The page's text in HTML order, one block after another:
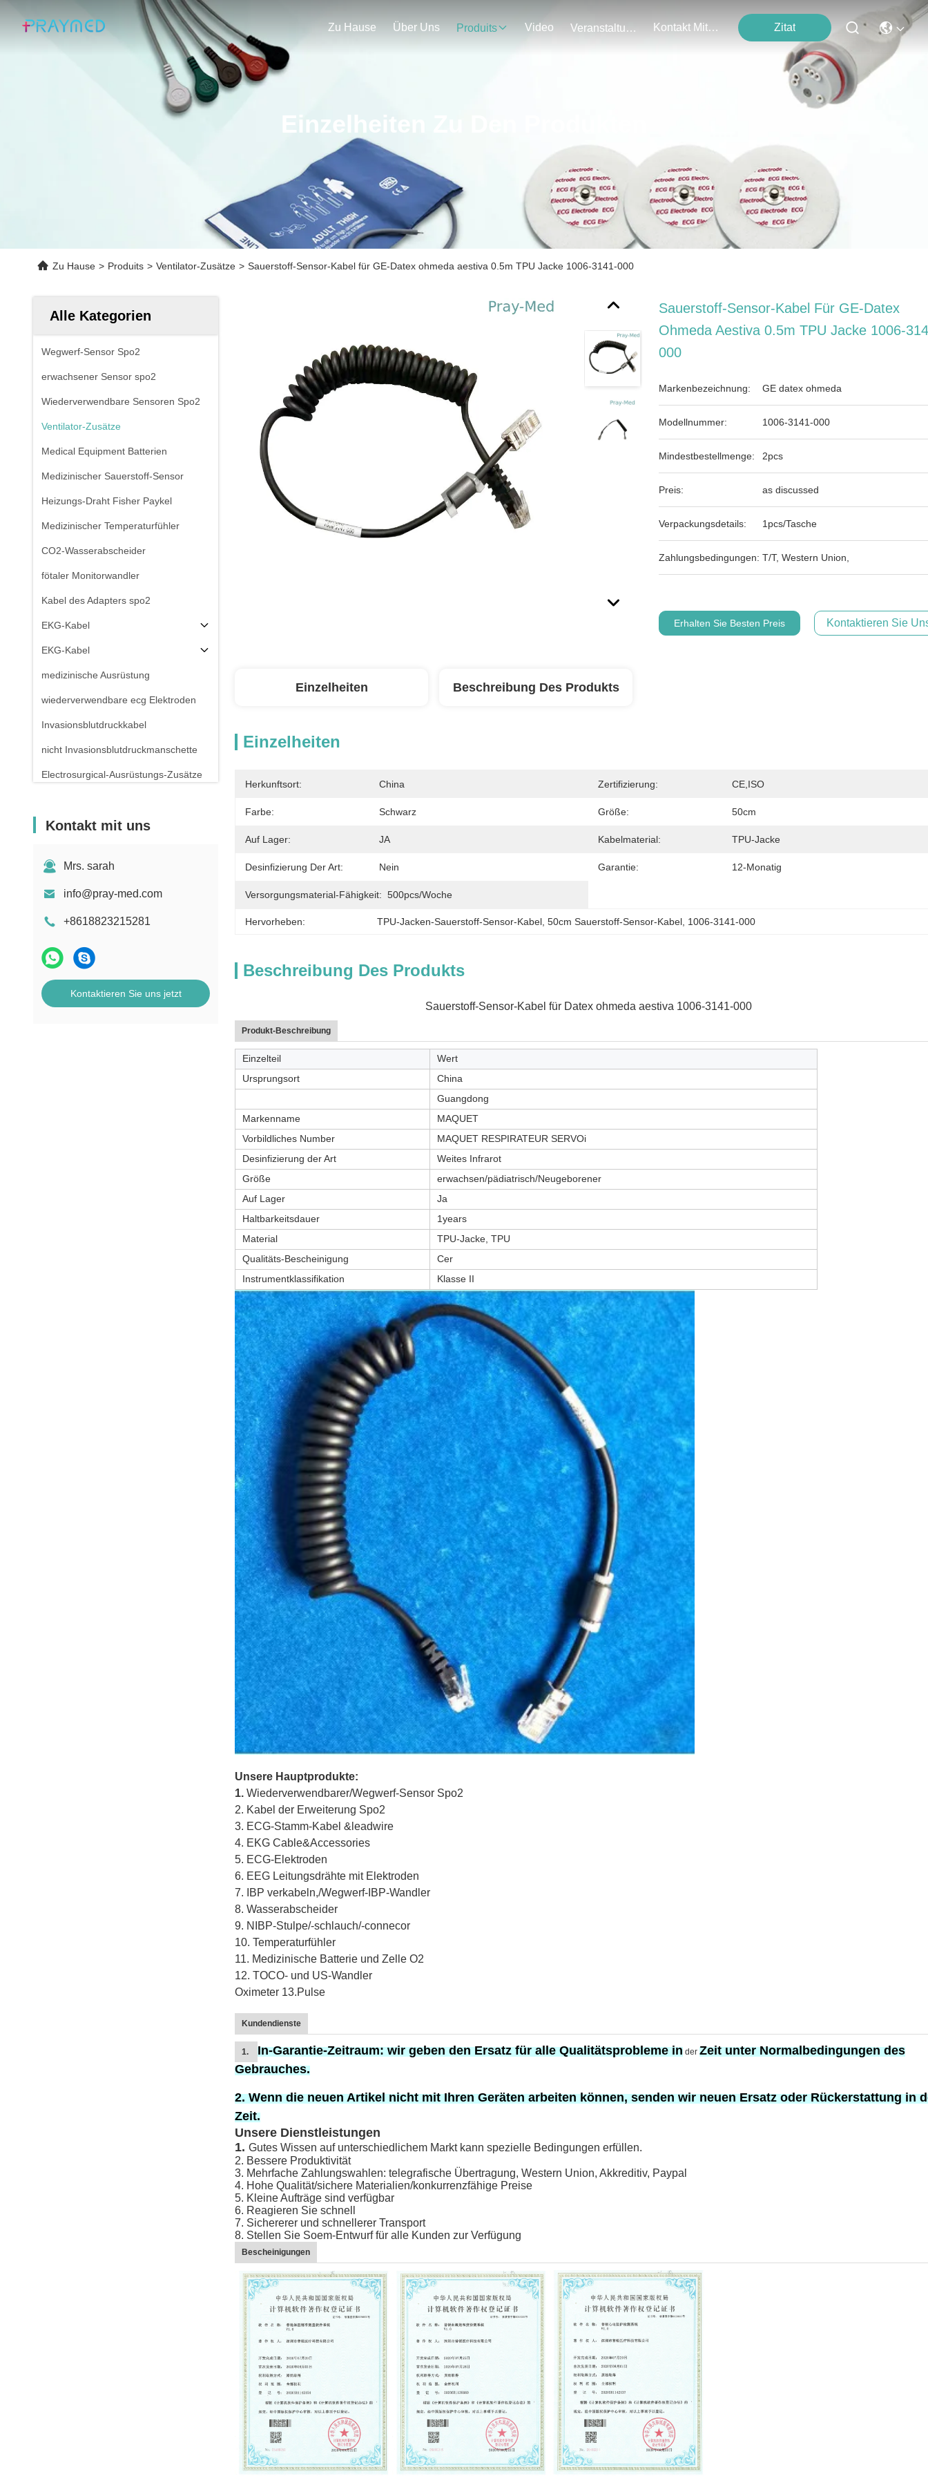
Zu Hause Über Uns Produits Video Veranstaltungen Kontakt Mit Uns Zitat
Einzelheiten Zu Den Produkten
Zu Hause > Produits > Ventilator-Zusätze > Sauerstoff-Sensor-Kabel für GE-Datex ohmeda aestiva 0.5m TPU Jacke 1006-3141-000
Alle Kategorien
Wegwerf-Sensor Spo2
erwachsener Sensor spo2
Wiederverwendbare Sensoren Spo2
Ventilator-Zusätze
Medical Equipment Batterien
Medizinischer Sauerstoff-Sensor
Heizungs-Draht Fisher Paykel
Medizinischer Temperaturfühler
CO2-Wasserabscheider
fötaler Monitorwandler
Kabel des Adapters spo2
EKG-Kabel
EKG-Kabel
medizinische Ausrüstung
wiederverwendbare ecg Elektroden
Invasionsblutdruckkabel
nicht Invasionsblutdruckmanschette
Electrosurgical-Ausrüstungs-Zusätze
Kontakt mit uns
Mrs. sarah
info@pray-med.com
+8618823215281
Kontaktieren Sie uns jetzt
Sauerstoff-Sensor-Kabel Für GE-Datex
Ohmeda Aestiva 0.5m TPU Jacke 1006-
000
Markenbezeichnung: GE datex ohmeda
Modellnummer: 1006-3141-000
Mindestbestellmenge: 2pcs
Preis: as discussed
Verpackungsdetails: 1pcs/Tasche
Zahlungsbedingungen: T/T, Western Union,
Erhalten Sie Besten Preis Kontaktieren Sie
Einzelheiten Beschreibung Des Produkts
Einzelheiten
Herkunftsort: China Zertifizierung: CE,ISO
Farbe: Schwarz Größe: 50cm
Auf Lager: JA Kabelmaterial: TPU-Jacke
Desinfizierung Der Art: Nein Garantie: 12-Monatig
Versorgungsmaterial-Fähigkeit: 500pcs/Woche
Hervorheben: TPU-Jacken-Sauerstoff-Sensor-Kabel , 50cm Sauerstoff-Sensor-Kabel 1006-3141-000
Beschreibung Des Produkts
Sauerstoff-Sensor-Kabel für Datex ohmeda aestiva 1006-3141-000
Produkt-Beschreibung
Einzelteil
Wert
Ursprungsort
China
Guangdong
Markenname
MAQUET
Vorbildliches Number
MAQUET RESPIRATEUR SERVOi
Desinfizierung der Art
Weites Infrarot
Größe
erwachsen/pädiatrisch/Neugeborener
Auf Lager
Ja
Haltbarkeitsdauer
1years
Material
TPU-Jacke, TPU
Qualitäts-Bescheinigung
Cer
Instrumentklassifikation
Klasse II
Unsere Hauptprodukte:
1. Wiederverwendbarer/Wegwerf-Sensor Spo2
2. Kabel der Erweiterung Spo2
3. ECG-Stamm-Kabel &leadwire
4. EKG Cable&Accessories
5. ECG-Elektroden
6. EEG Leitungsdrähte mit Elektroden
7. IBP verkabeln,/Wegwerf-IBP-Wandler
8. Wasserabscheider
9. NIBP-Stulpe/-schlauch/-connecor
10. Temperaturfühler
11. Medizinische Batterie und Zelle O2
12. TOCO- und US-Wandler
Oximeter 13.Pulse
Kundendienste
1. In-Garantie-Zeitraum:wir geben den Ersatzfüralle Qualitätsprobleme in der Zeit unter Normalbedingungen des
Gebrauches.
2. Wenn die neuen Artikel nicht mit Ihren Geräten arbeiten können, senden wir neuen Ersatz oder Rückerstattung in
Zeit.
Unsere Dienstleistungen
1. Gutes Wissen auf unterschiedlichem Markt kann spezielle Bedingungen erfüllen.
2. Bessere Produktivität
3. Mehrfache Zahlungswahlen: telegrafische Übertragung, Western Union, Akkreditiv, Paypal
4. Hohe Qualität/sichere Materialien/konkurrenzfähige Preise
5. Kleine Aufträge sind verfügbar
6. Reagieren Sie schnell
7. Sichererer und schnellerer Transport
8. Stellen Sie Soem-Entwurf für alle Kunden zur Verfügung
Bescheinigungen